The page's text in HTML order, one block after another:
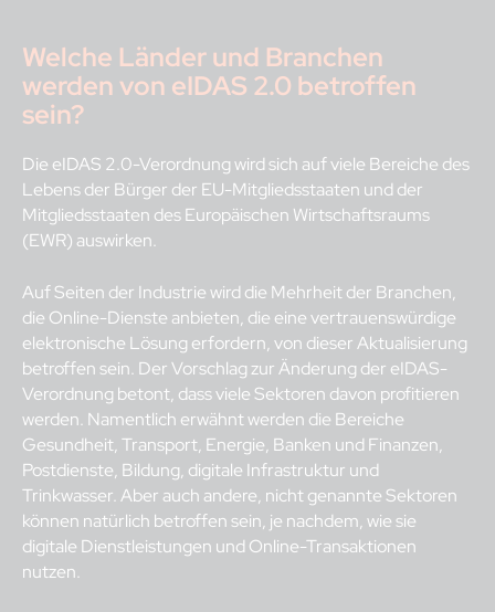
Welche Länder und Branchen
werden von eIDAS 2.0 betroffen
sein?
Die eIDAS 2.0-Verordnung wird sich auf viele Bereiche des
Lebens der Bürger der EU-Mitgliedsstaaten und der
Mitgliedsstaaten des Europäischen Wirtschaftsraums
(EWR) auswirken.
Auf Seiten der Industrie wird die Mehrheit der Branchen,
die Online-Dienste anbieten, die eine vertrauenswürdige
elektronische Lösung erfordern, von dieser Aktualisierung
betroffen sein. Der Vorschlag zur Änderung der eIDAS-
Verordnung betont, dass viele Sektoren davon profitieren
werden. Namentlich erwähnt werden die Bereiche
Gesundheit, Transport, Energie, Banken und Finanzen,
Postdienste, Bildung, digitale Infrastruktur und
Trinkwasser. Aber auch andere, nicht genannte Sektoren
können natürlich betroffen sein, je nachdem, wie sie
digitale Dienstleistungen und Online-Transaktionen
nutzen.